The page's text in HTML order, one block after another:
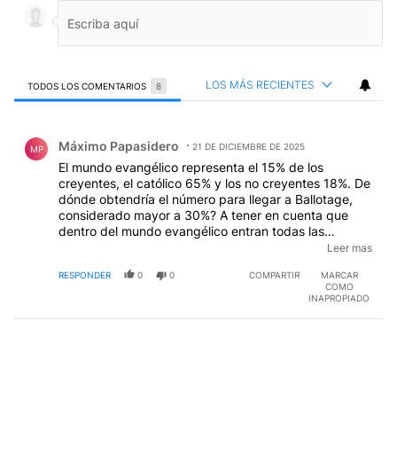
TODOS LOS COMENTARIOS 8 LOS MÁS RECIENTES
MP Máximo Papasidero 21 DE DICIEMBRE DE 2025
El mundo evangélico representa el 15% de los
creyentes, el católico 65% y los no creyentes 18%. De
dónde obtendría el número para llegar a Ballotage,
considerado mayor a 30%? A tener en cuenta que
dentro del mundo evangélico entran todas las
religiones protestantes históricas (FAIE), que en su
con los pentecostales.....
Leer mas
RESPONDER 0 0 COMPARTIR
MARCAR
COMO
INAPROPIADO